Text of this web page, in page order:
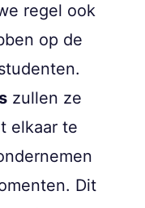
regel ook
op de
zullen ze
elkaar te
Dit